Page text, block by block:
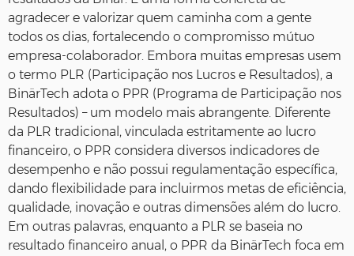
agradecer e valorizar quem caminha com a gente
todos os dias, fortalecendo o compromisso mútuo
empresa-colaborador. Embora muitas empresas usem
o termo PLR (Participação nos Lucros e Resultados), a
BinärTech adota o PPR (Programa de Participação nos
Resultados) – um modelo mais abrangente. Diferente
da PLR tradicional, vinculada estritamente ao lucro
financeiro, o PPR considera diversos indicadores de
desempenho e não possui regulamentação específica,
dando flexibilidade para incluirmos metas de eficiência,
qualidade, inovação e outras dimensões além do lucro.
Em outras palavras, enquanto a PLR se baseia no
resultado financeiro anual, o PPR da BinärTech foca em